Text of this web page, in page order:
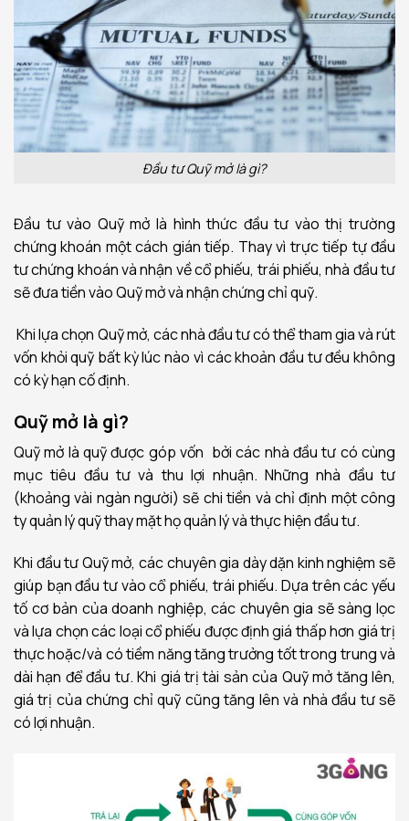
Đầu tư Quỹ mở là gì?
Đầu tư vào Quỹ mở là hình thức đầu tư vào thị trường
chứng khoán một cách gián tiếp. Thay vì trực tiếp tự đầu
tư chứng khoán và nhận về cổ phiếu, trái phiếu, nhà đầu tư
sẽ đưa tiền vào Quỹ mở và nhận chứng chỉ quỹ.
Khi lựa chọn Quỹ mở, các nhà đầu tư có thể tham gia và rút
vốn khỏi quỹ bất kỳ lúc nào vì các khoản đầu tư đều không
có kỳ hạn cố định.
Quỹ mở là gì?
Quỹ mở là quỹ được góp vốn bởi các nhà đầu tư có cùng
mục tiêu đầu tư và thu lợi nhuận. Những nhà đầu tư
(khoảng vài ngàn người) sẽ chi tiền và chỉ định một công
ty quản lý quỹ thay mặt họ quản lý và thực hiện đầu tư.
Khi đầu tư Quỹ mở, các chuyên gia dày dặn kinh nghiệm sẽ
giúp bạn đầu tư vào cổ phiếu, trái phiếu. Dựa trên các yếu
tố cơ bản của doanh nghiệp, các chuyên gia sẽ sàng lọc
và lựa chọn các loại cổ phiếu được định giá thấp hơn giá trị
thực hoặc/và có tiềm năng tăng trưởng tốt trong trung và
dài hạn để đầu tư. Khi giá trị tài sản của Quỹ mở tăng lên,
giá trị của chứng chỉ quỹ cũng tăng lên và nhà đầu tư sẽ
có lợi nhuận.